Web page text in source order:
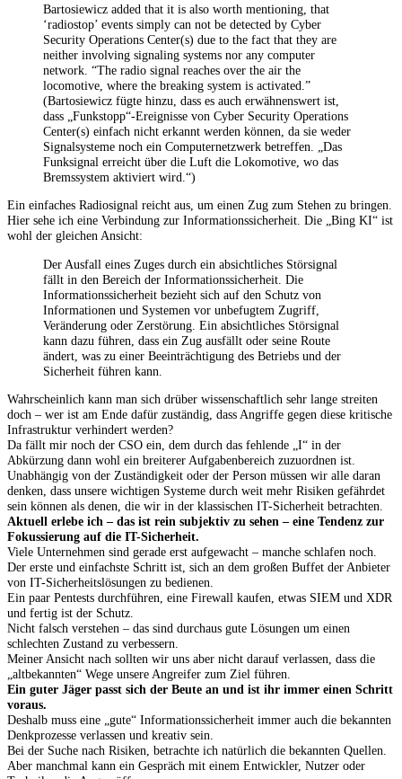
Bartosiewicz added that it is also worth mentioning, that
‘radiostop’ events simply can not be detected by Cyber
Security Operations Center(s) due to the fact that they are
neither involving signaling systems nor any computer
network. “The radio signal reaches over the air the
locomotive, where the breaking system is activated.”
(Bartosiewicz fügte hinzu, dass es auch erwähnenswert ist,
dass „Funkstopp“-Ereignisse von Cyber Security Operations
Center(s) einfach nicht erkannt werden können, da sie weder
Signalsysteme noch ein Computernetzwerk betreffen. „Das
Funksignal erreicht über die Luft die Lokomotive, wo das
Bremssystem aktiviert wird.“)
Ein einfaches Radiosignal reicht aus, um einen Zug zum Stehen zu bringen.
Hier sehe ich eine Verbindung zur Informationssicherheit. Die „Bing KI“ ist
wohl der gleichen Ansicht:
Der Ausfall eines Zuges durch ein absichtliches Störsignal
fällt in den Bereich der Informationssicherheit. Die
Informationssicherheit bezieht sich auf den Schutz von
Informationen und Systemen vor unbefugtem Zugriff,
Veränderung oder Zerstörung. Ein absichtliches Störsignal
kann dazu führen, dass ein Zug ausfällt oder seine Route
ändert, was zu einer Beeinträchtigung des Betriebs und der
Sicherheit führen kann.
Wahrscheinlich kann man sich drüber wissenschaftlich sehr lange streiten
doch – wer ist am Ende dafür zuständig, dass Angriffe gegen diese kritische
Infrastruktur verhindert werden?
Da fällt mir noch der CSO ein, dem durch das fehlende „I“ in der
Abkürzung dann wohl ein breiterer Aufgabenbereich zuzuordnen ist.
Unabhängig von der Zuständigkeit oder der Person müssen wir alle daran
denken, dass unsere wichtigen Systeme durch weit mehr Risiken gefährdet
sein können als denen, die wir in der klassischen IT-Sicherheit betrachten.
Aktuell erlebe ich – das ist rein subjektiv zu sehen – eine Tendenz zur
Fokussierung auf die IT-Sicherheit.
Viele Unternehmen sind gerade erst aufgewacht – manche schlafen noch.
Der erste und einfachste Schritt ist, sich an dem großen Buffet der Anbieter
von IT-Sicherheitslösungen zu bedienen.
Ein paar Pentests durchführen, eine Firewall kaufen, etwas SIEM und XDR
und fertig ist der Schutz.
Nicht falsch verstehen – das sind durchaus gute Lösungen um einen
schlechten Zustand zu verbessern.
Meiner Ansicht nach sollten wir uns aber nicht darauf verlassen, dass die
„altbekannten“ Wege unsere Angreifer zum Ziel führen.
Ein guter Jäger passt sich der Beute an und ist ihr immer einen Schritt
voraus.
Deshalb muss eine „gute“ Informationssicherheit immer auch die bekannten
Denkprozesse verlassen und kreativ sein.
Bei der Suche nach Risiken, betrachte ich natürlich die bekannten Quellen.
Aber manchmal kann ein Gespräch mit einem Entwickler, Nutzer oder